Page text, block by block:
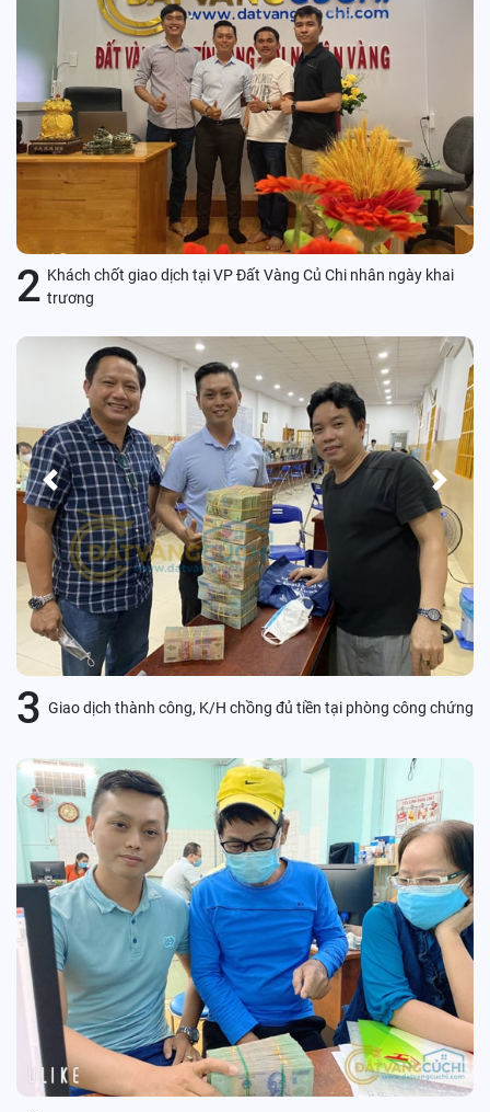
2 Khách chốt giao dịch tại VP Đất Vàng Củ Chi nhân ngày khai
trương
3 Giao dịch thành công, K/H chồng đủ tiền tại phòng công chứng
Previous Next